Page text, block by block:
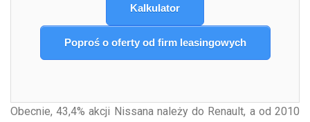
Kalkulator
Poproś o oferty od firm leasingowych
​Obecnie, 43,4% akcji Nissana należy do Renault, a od 2010